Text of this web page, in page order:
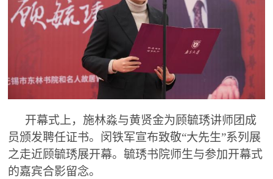
开幕式上，施林淼与黄贤金为顾毓琇讲师团成
员颁发聘任证书。闵铁军宣布致敬“大先生”系列展
之走近顾毓琇展开幕。毓琇书院师生与参加开幕式
的嘉宾合影留念。